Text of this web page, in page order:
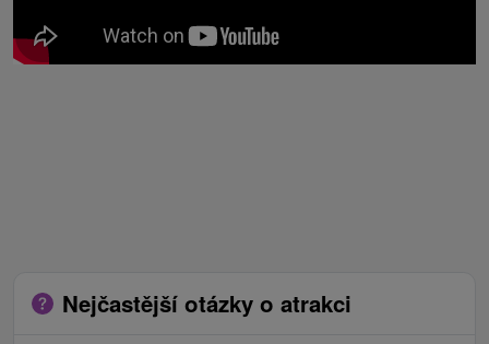
Nejčastější otázky o atrakci